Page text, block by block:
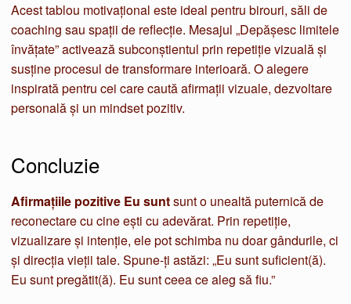
Acest tablou motivațional este ideal pentru birouri, săli de
coaching sau spații de reflecție. Mesajul „Depășesc limitele
învățate” activează subconștientul prin repetiție vizuală și
susține procesul de transformare interioară. O alegere
inspirată pentru cei care caută afirmații vizuale, dezvoltare
personală și un mindset pozitiv.
Concluzie
Afirmațiile pozitive Eu suntsunt o unealtă puternică de
reconectare cu cine ești cu adevărat. Prin repetiție,
vizualizare și intenție, ele pot schimba nu doar gândurile, ci
și direcția vieții tale. Spune-ți astăzi: „Eu sunt suficient(ă).
Eu sunt pregătit(ă). Eu sunt ceea ce aleg să fiu.”